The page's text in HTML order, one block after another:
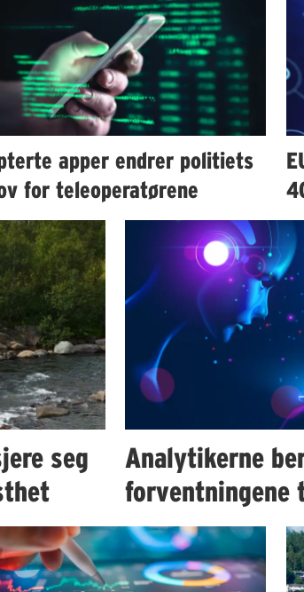
apper endrer politiets
for teleoperatørene
seg
Analytikerne
forventningene